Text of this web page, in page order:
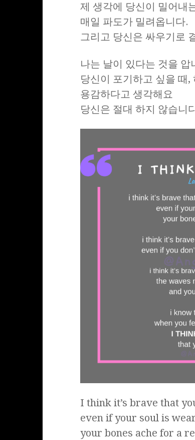
제 생각에 당신이 밀어내
매일 파도가 밀려옵니다.
그리고 당신은 싸우기로
나는 날이 있다는 것을 압
당신이 포기하고 싶을 때,
용감하다고 생각해요
당신은 절대 하지 않습니
I think it’s brave that
even if your soul is
your bones ache for a